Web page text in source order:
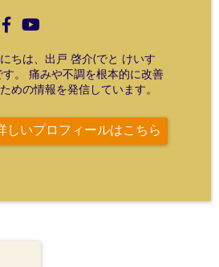
ちは、出戸 啓介(でと けいす
す。 痛みや不調を根本的に改善
めの情報を発信しています。
しいプロフィールはこちら